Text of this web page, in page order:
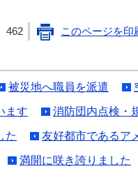
462 このページを印
被災地へ職員を派遣
ます 消防団内点検・
た 友好都市であるア
満開に咲き誇りました